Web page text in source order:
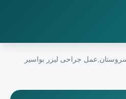
جراحی لیزر بواسیر